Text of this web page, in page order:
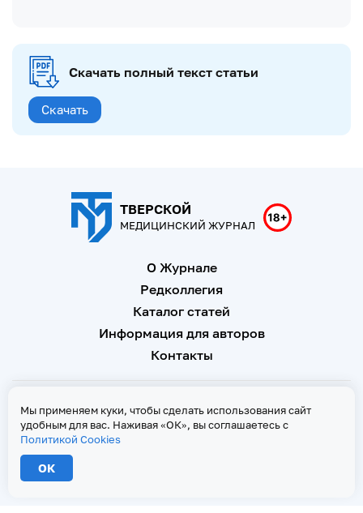
Скачать полный текст статьи
Скачать
ТВЕРСКОЙ
МЕДИЦИНСКИЙ ЖУРНАЛ
О Журнале
Редколлегия
Каталог статей
Информация для авторов
Контакты
При копировании текстов ссылка на страницу-первоисточник обязательна
Свидетельство о регистрации Эл № ФС 77 - 67146 от 16
сентября 2016 г
Мы применяем куки, чтобы сделать использования сайт
удобным для вас. Наживая «ОК», вы соглашаетесь с
Политикой Cookies
ОК